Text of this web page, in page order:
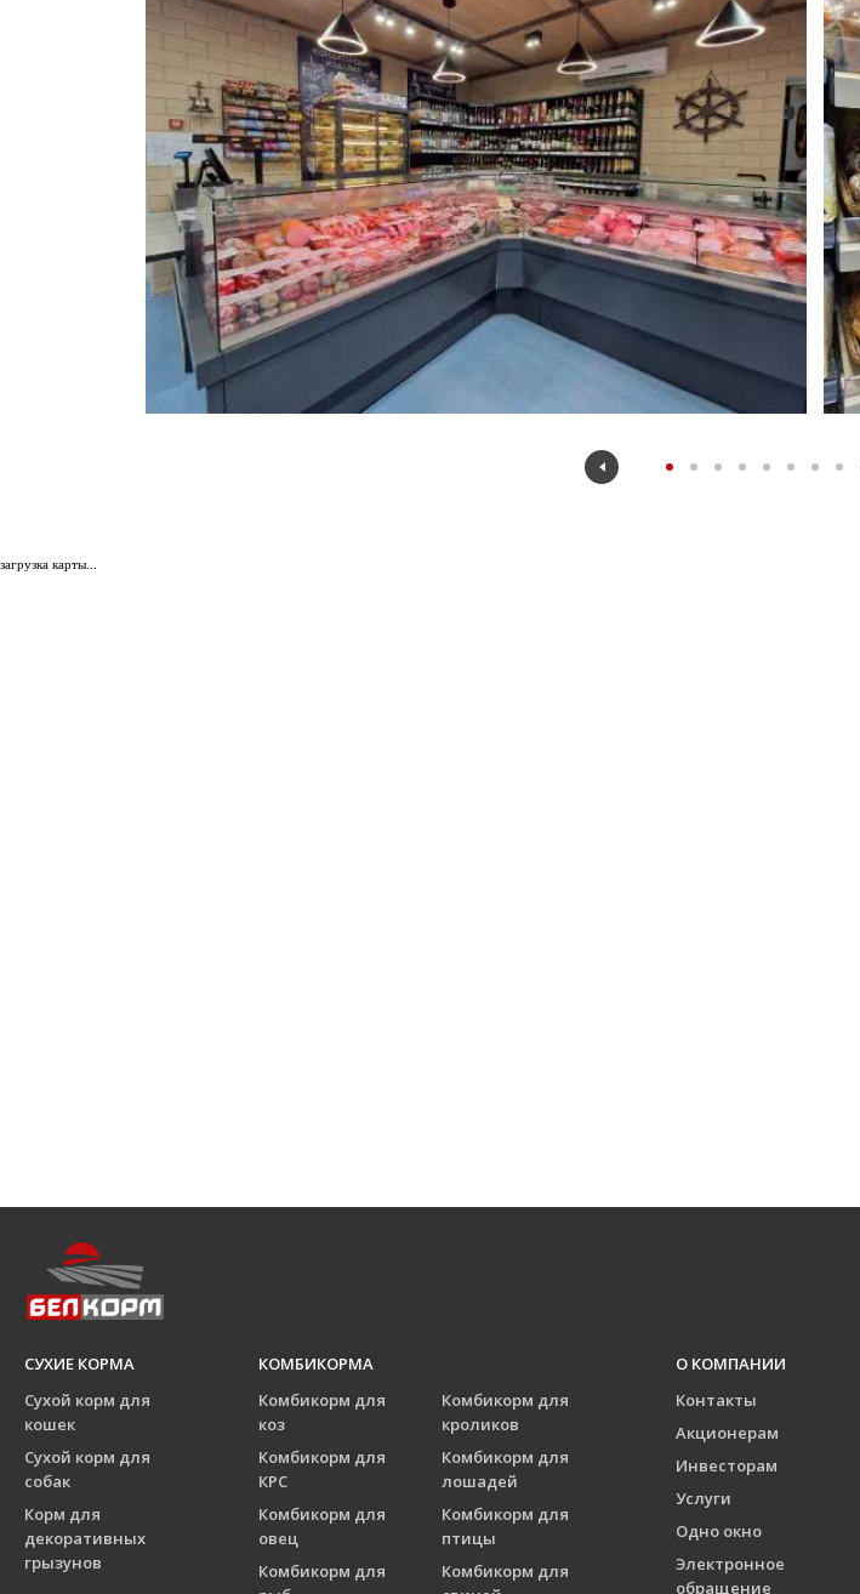
загрузка карты...
СУХИЕ КОРМА
Сухой корм для
кошек
Сухой корм для
собак
Корм для
декоративных
грызунов
КОМБИКОРМА
Комбикорм для
коз
Комбикорм для
кроликов
Комбикорм для
КРС
Комбикорм для
лошадей
Комбикорм для
овец
Комбикорм для
птицы
Комбикорм для
Комбикорм для
О КОМПАНИИ
Контакты
Акционерам
Инвесторам
Услуги
Одно окно
Электронное
обращение